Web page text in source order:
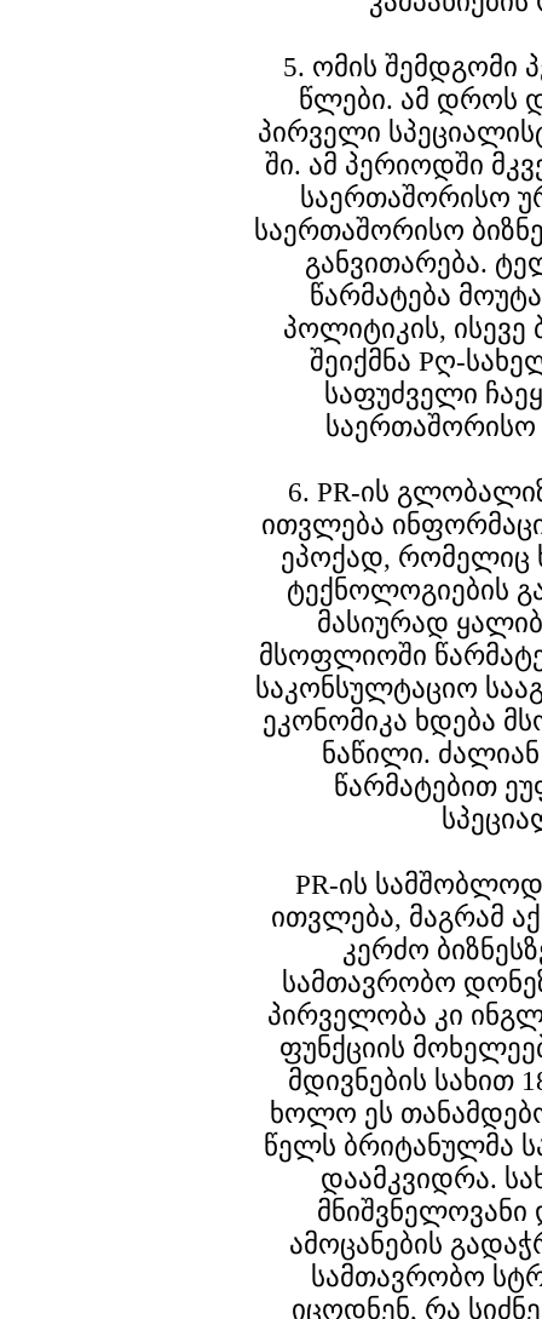
5. ომის შემდგომი
წლები. ამ დროს
პირველი
ში. ამ პერიოდში
საერთაშორისო
საერთაშორისო
განვითარება.
წარმატება
პოლიტიკის, ისევე
შეიქმნა Pღ-
საფუძველი
საერთაშორისო
6. PR-ის
ითვლება
ეპოქად, რომელიც
ტექნოლოგიების
მასიურად
მსოფლიოში
საკონსულტაციო
ეკონომიკა ხდება
ნაწილი. ძალიან
წარმატებით
PR-ის
ითვლება, მაგრამ
კერძო
სამთავრობო
პირველობა კი
ფუნქციის
მდივნების სახით
ხოლო ეს
წელს ბრიტანულმა
დაამკვიდრა.
მნიშვნელოვანი
ამოცანების
სამთავრობო
იცოდნენ, რა